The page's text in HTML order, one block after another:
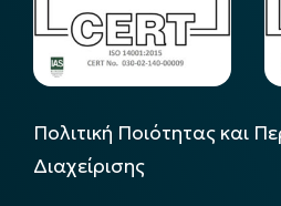
Πολιτική Ποιότητας και
Διαχείρισης